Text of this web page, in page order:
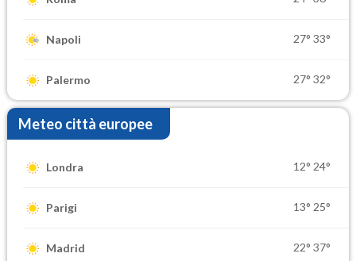
Napoli 27° 33°
Palermo 27° 32°
Meteo città europee
Londra 12° 24°
Parigi 13° 25°
Madrid 22° 37°